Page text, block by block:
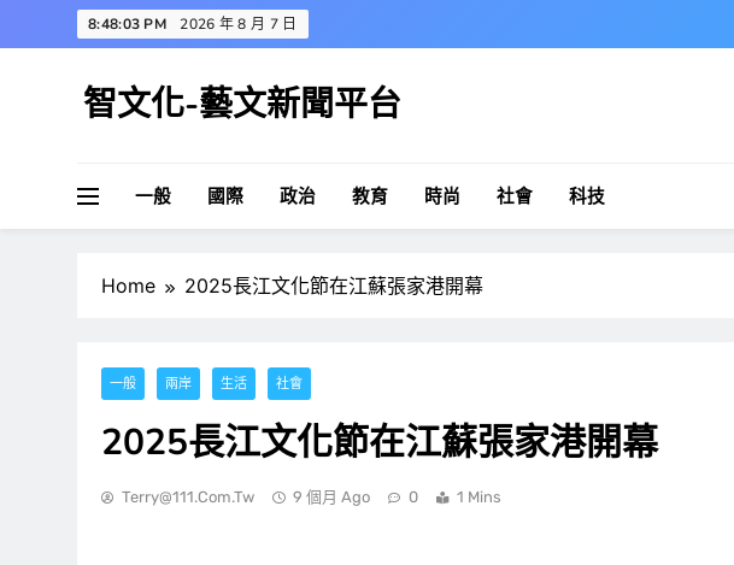
to
8:48:03 PM 2026 年 8 月 7 日
智文化-藝文新聞平台
一般 國際 政治 教育 時尚 社會 科技
Home 2025長江文化節在江蘇張家港開幕
一般 兩岸 生活 社會
2025長江文化節在江蘇張家港開幕
Terry@111.com.tw 9 個月 Ago 0 1 Mins